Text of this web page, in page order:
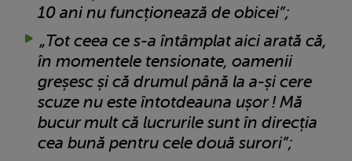
10 ani nu funcționează de obicei”;
„Tot ceea ce s-a întâmplat aici arată că,
în momentele tensionate, oamenii
greșesc și că drumul până la a-și cere
scuze nu este întotdeauna ușor ! Mă
bucur mult că lucrurile sunt în direcția
cea bună pentru cele două surori”;